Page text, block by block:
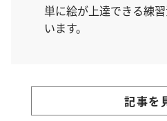
単に絵が上達できる練
います。
記事を